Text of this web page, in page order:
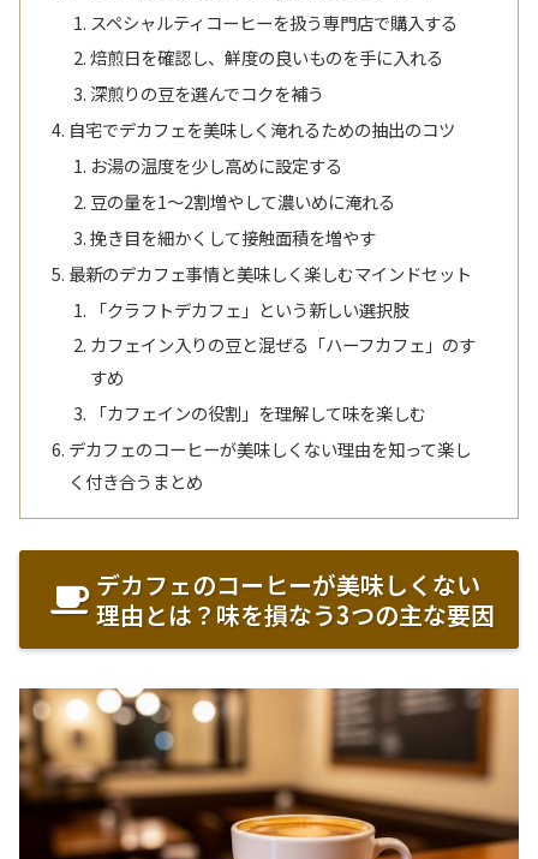
スペシャルティコーヒーを扱う専門店で購入する
焙煎日を確認し、鮮度の良いものを手に入れる
深煎りの豆を選んでコクを補う
自宅でデカフェを美味しく淹れるための抽出のコツ
お湯の温度を少し高めに設定する
豆の量を1〜2割増やして濃いめに淹れる
挽き目を細かくして接触面積を増やす
最新のデカフェ事情と美味しく楽しむマインドセット
「クラフトデカフェ」という新しい選択肢
カフェイン入りの豆と混ぜる「ハーフカフェ」のす
すめ
「カフェインの役割」を理解して味を楽しむ
デカフェのコーヒーが美味しくない理由を知って楽し
く付き合うまとめ
デカフェのコーヒーが美味しくない
理由とは？味を損なう3つの主な要因